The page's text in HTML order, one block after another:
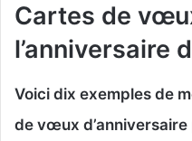
Cartes de
l’anniversaire
Voici dix exemples de
de vœux d’anniversaire